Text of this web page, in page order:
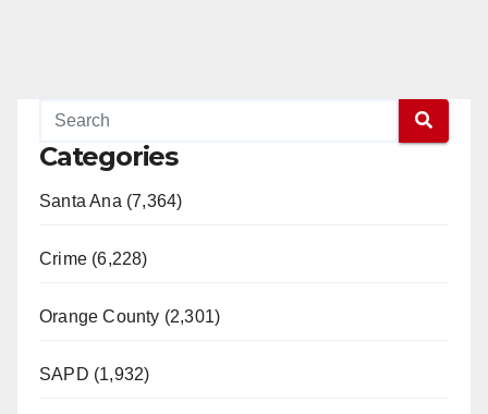
Categories
Santa Ana (7,364)
Crime (6,228)
Orange County (2,301)
SAPD (1,932)